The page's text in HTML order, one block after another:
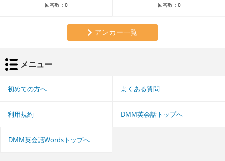
回答数： 0 回答数： 0
アンカー一覧
メニュー
初めての方へ よくある質問
利用規約 DMM英会話トップへ
DMM英会話Wordsトップへ